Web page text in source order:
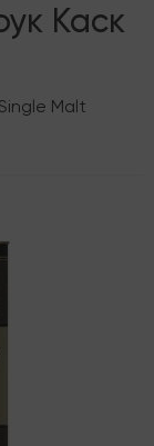
Каск
Malt